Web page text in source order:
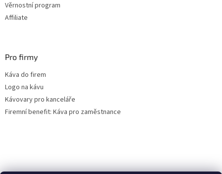
Věrnostní program
Affiliate
Pro firmy
Káva do firem
Logo na kávu
Kávovary pro kanceláře
Firemní benefit: Káva pro zaměstnance